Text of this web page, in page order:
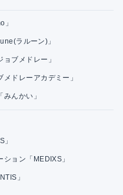
ラルーン)」
ブメドレー」
ドレーアカデミー」
んかい」
ョン「MEDIXS」
」